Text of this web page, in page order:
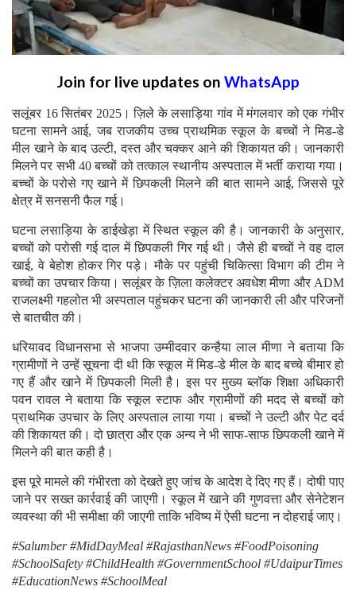
Join for live updates on WhatsApp
सलूंबर 16 सितंबर 2025। ज़िले के लसाड़िया गांव में मंगलवार को एक गंभीर
घटना सामने आई, जब राजकीय उच्च प्राथमिक स्कूल के बच्चों ने मिड-डे
मील खाने के बाद उल्टी, दस्त और चक्कर आने की शिकायत की। जानकारी
मिलने पर सभी 40 बच्चों को तत्काल स्थानीय अस्पताल में भर्ती कराया गया।
बच्चों के परोसे गए खाने में छिपकली मिलने की बात सामने आई, जिससे पूरे
क्षेत्र में सनसनी फैल गई।
घटना लसाड़िया के डाईखेड़ा में स्थित स्कूल की है। जानकारी के अनुसार,
बच्चों को परोसी गई दाल में छिपकली गिर गई थी। जैसे ही बच्चों ने वह दाल
खाई, वे बेहोश होकर गिर पड़े। मौके पर पहुंची चिकित्सा विभाग की टीम ने
बच्चों का उपचार किया। सलूंबर के ज़िला कलेक्टर अवधेश मीणा और ADM
राजलक्ष्मी गहलोत भी अस्पताल पहुंचकर घटना की जानकारी ली और परिजनों
से बातचीत की।
धरियावद विधानसभा से भाजपा उम्मीदवार कन्हैया लाल मीणा ने बताया कि
ग्रामीणों ने उन्हें सूचना दी थी कि स्कूल में मिड-डे मील के बाद बच्चे बीमार हो
गए हैं और खाने में छिपकली मिली है। इस पर मुख्य ब्लॉक शिक्षा अधिकारी
पवन रावल ने बताया कि स्कूल स्टाफ और ग्रामीणों की मदद से बच्चों को
प्राथमिक उपचार के लिए अस्पताल लाया गया। बच्चों ने उल्टी और पेट दर्द
की शिकायत की। दो छात्रा और एक अन्य ने भी साफ-साफ छिपकली खाने में
मिलने की बात कही है।
इस पूरे मामले की गंभीरता को देखते हुए जांच के आदेश दे दिए गए हैं। दोषी पाए
जाने पर सख्त कार्रवाई की जाएगी। स्कूल में खाने की गुणवत्ता और सेनेटेशन
व्यवस्था की भी समीक्षा की जाएगी ताकि भविष्य में ऐसी घटना न दोहराई जाए।
#Salumber #MidDayMeal #RajasthanNews #FoodPoisoning
#SchoolSafety #ChildHealth #GovernmentSchool #UdaipurTimes
#EducationNews #SchoolMeal